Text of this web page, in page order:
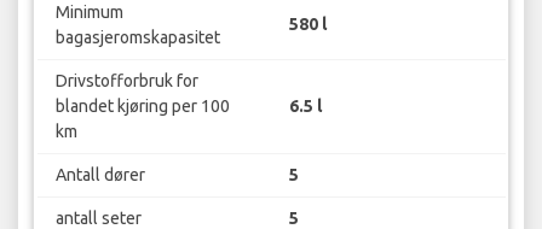
Minimum
bagasjeromskapasitet
580 l
Drivstofforbruk for
blandet kjøring per 100
km
6.5 l
Antall dører 5
antall seter 5